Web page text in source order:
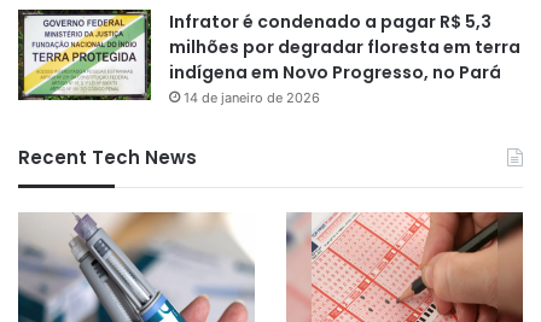
Infrator é condenado a pagar R$ 5,3
milhões por degradar floresta em terra
indígena em Novo Progresso, no Pará
14 de janeiro de 2026
Recent Tech News